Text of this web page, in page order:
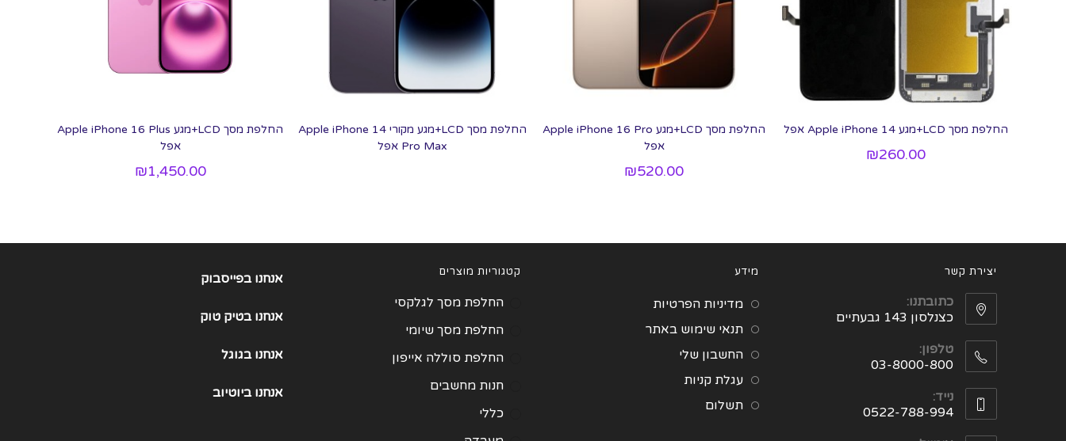
החלפת מסך LCD+מגע Apple iPhone 14 אפל
₪260.00
החלפת מסך LCD+מגע Apple iPhone 16 Pro
אפל
₪520.00
החלפת מסך LCD+מגע מקורי Apple iPhone 14
Pro Max אפל
החלפת מסך LCD+מגע Apple iPhone 16 Plus
אפל
₪1,450.00
יצירת קשר
כתובתנו:
כצנלסון 143 גבעתיים
טלפון:
03-8000-800
נייד:
0522-788-994
מידע
מדיניות הפרטיות
תנאי שימוש באתר
החשבון שלי
עגלת קניות
תשלום
קטגוריות מוצרים
החלפת מסך לגלקסי
החלפת מסך שיומי
החלפת סוללה אייפון
חנות מחשבים
כללי
אנחנו בפייסבוק
אנחנו בטיק טוק
אנחנובגוגל
אנחנוביוטיוב